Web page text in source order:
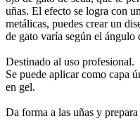
uñas. El efecto se logra con
metálicas, puedes crear un
de gato varía según el ángulo
Destinado al uso profesional.
Se puede aplicar como capa
en gel.
Da forma a las uñas y